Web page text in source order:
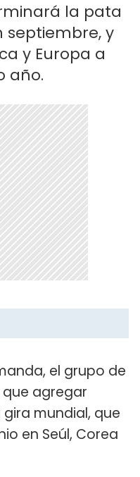
la pata
septiembre, y
y Europa a
año.
el grupo de
agregar
mundial, que
en Seúl, Corea